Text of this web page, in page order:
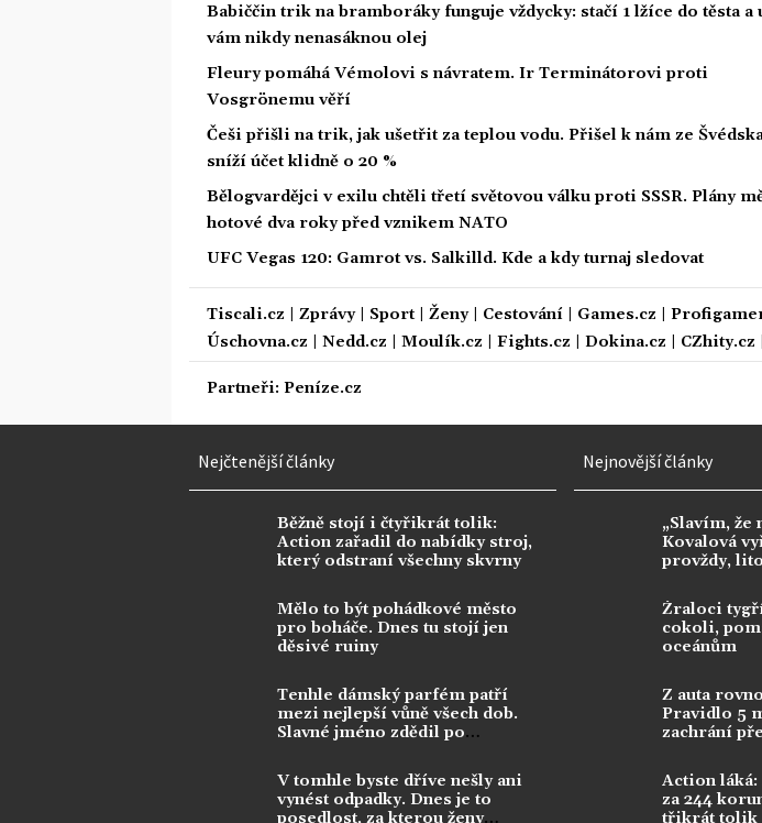
Babiččin trik na bramboráky funguje vždycky: stačí 1 lžíce do těsta a
vám nikdy nenasáknou olej
Fleury pomáhá Vémolovi s návratem. Ir Terminátorovi proti
Vosgrönemu věří
Češi přišli na trik, jak ušetřit za teplou vodu. Přišel k nám ze
sníží účet klidně o 20 %
Bělogvardějci v exilu chtěli třetí světovou válku proti SSSR. Plány
hotové dva roky před vznikem NATO
UFC Vegas 120: Gamrot vs. Salkilld. Kde a kdy turnaj sledovat
Tiscali.cz Zprávy| Sport| Ženy| Cestování Games.cz
Úschovna.cz
Nedd.cz Moulík.cz Fights.cz Dokina.cz CZhity.cz
Partneři: Peníze.cz
Nejčtenější články
Běžně stojí i čtyřikrát tolik:
Action zařadil do nabídky stroj,
který odstraní všechny skvrny
Mělo to být pohádkové město
pro boháče. Dnes tu stojí jen
děsivé ruiny
Tenhle dámský parfém patří
mezi nejlepší vůně všech dob.
Slavné jméno zdědil po
V tomhle byste dříve nešly ani
vynést odpadky. Dnes je to
posedlost, za kterou ženy
Nejnovější články
„Slavím, že
Kovalová
provždy,
Žraloci
cokoli,
oceánům
Z auta
Pravidlo 5
zachrání
Action láká:
za 244
třikrát tolik